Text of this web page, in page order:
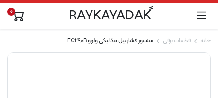
ًRAYKAYADAK 0
خانه قطعات برقی سنسور فشار بیل مکانیکی ولوو EC290B